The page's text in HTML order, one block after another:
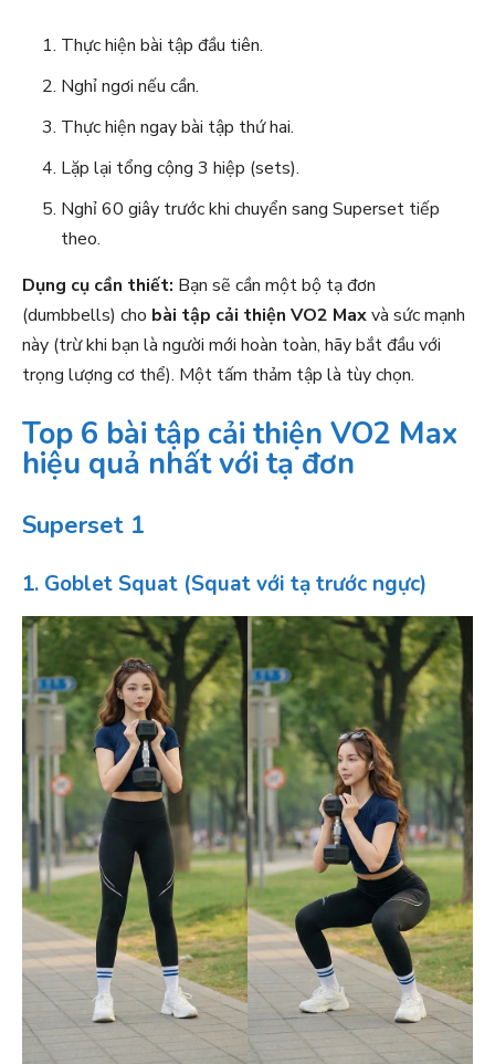
Thực hiện bài tập đầu tiên.
Nghỉ ngơi nếu cần.
Thực hiện ngay bài tập thứ hai.
Lặp lại tổng cộng 3 hiệp (sets).
Nghỉ 60 giây trước khi chuyển sang Superset tiếp
theo.
Dụng cụ cần thiết: Bạn sẽ cần một bộ tạ đơn
(dumbbells) cho bài tập cải thiện VO2 Maxvà sức mạnh
này (trừ khi bạn là người mới hoàn toàn, hãy bắt đầu với
trọng lượng cơ thể). Một tấm thảm tập là tùy chọn.
Top 6 bài tập cải thiện VO2 Max
hiệu quả nhất với tạ đơn
Superset 1
1. Goblet Squat (Squat với tạ trước ngực)